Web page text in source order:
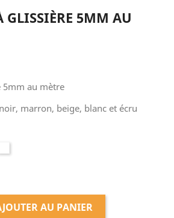
GLISSIÈRE 5MM AU
5mm au mètre
marron, beige, blanc et écru
AU PANIER